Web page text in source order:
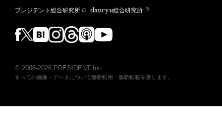
プレジデント総合研究所 dancyu総合研究所
© 2008-2026 PRESIDENT Inc.
すべての画像・データについて無断転用・無断転載を禁じます。